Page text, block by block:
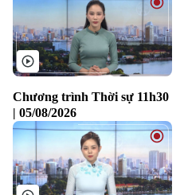
Chương trình Thời sự 11h30
| 05/08/2026